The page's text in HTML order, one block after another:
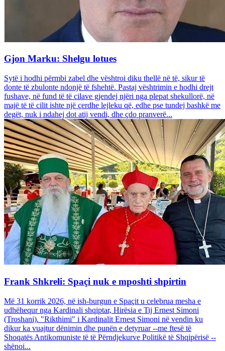
Gjon Marku: Shelgu lotues
Sytë i hodhi përmbi zabel dhe vështroi diku thellë në të, sikur të
donte të zbulonte ndonjë të fshehtë. Pastaj vështrimin e hodhi drejt
fushave, në fund të të cilave gjendej njëri nga plepat shekullorë, në
majë të të cilit ishte një çerdhe lejleku që, edhe pse tundej bashkë me
degët, nuk i ndahej dot atij vendi, dhe çdo pranverë...
Frank Shkreli: Spaçi nuk e mposhti shpirtin
Më 31 korrik 2026, në ish-burgun e Spaçit u celebrua mesha e
udhëhequr nga Kardinali shqiptar, Hirësia e Tij Ernest Simoni
(Troshani). "Rikthimi" i Kardinalit Ernest Simoni në vendin ku
dikur ka vuajtur dënimin dhe punën e detyruar --me ftesë të
Shoqatës Antikomuniste të të Përndjekurve Politikë të Shqipërisë --
shënoi...